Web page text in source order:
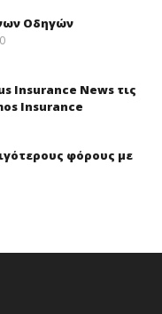
Οδηγών
0
Insurance News τις
Insurance
φόρους με